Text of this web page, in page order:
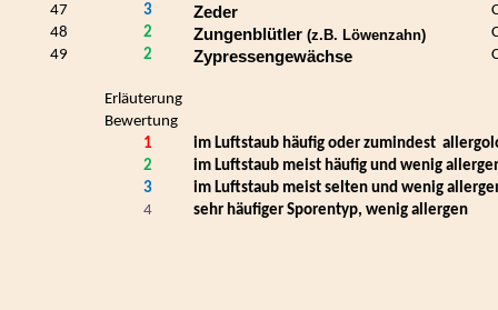
47
3 Zeder
48
2 Zungenblütler (z.B. Löwenzahn)
49
2 Zypressengewächse
Erläuterung
Bewertung
1
im Luftstaub häufig oder zumindest
2
im Luftstaub meist häufig und wenig
3
im Luftstaub meist selten und wenig
4
sehr häufiger Sporentyp, wenig allergen